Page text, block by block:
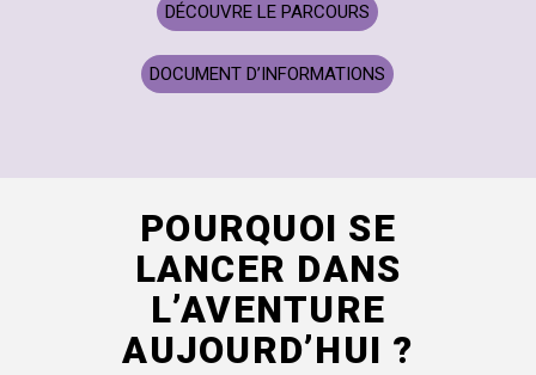
DÉCOUVRE LE PARCOURS
DOCUMENT D’INFORMATIONS
POURQUOI SE
LANCER DANS
L’AVENTURE
AUJOURD’HUI ?